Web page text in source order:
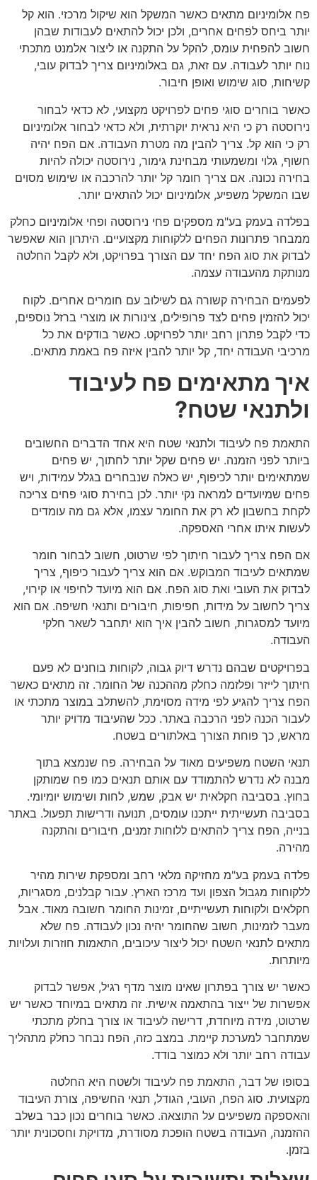
פח אלומיניום מתאים כאשר המשקל הוא שיקול מרכזי. הוא קל
יותר ביחס לפחים אחרים, ולכן יכול להתאים לעבודות שבהן
חשוב להפחית עומס, להקל על התקנה או ליצור אלמנט מתכתי
נוח יותר לעבודה. עם זאת, גם באלומיניום צריך לבדוק עובי,
קשיחות, סוג שימוש ואופן חיבור.
כאשר בוחרים סוגי פחים לפרויקט מקצועי, לא כדאי לבחור
נירוסטה רק כי היא נראית יוקרתית, ולא כדאי לבחור אלומיניום
רק כי הוא קל. צריך להבין מה מטרת העבודה. אם הפח יהיה
חשוף, גלוי ומשמעותי מבחינת גימור, נירוסטה יכולה להיות
בחירה נכונה. אם צריך חומר קל יותר להרכבה או שימוש מסוים
שבו המשקל משפיע, אלומיניום יכול להתאים יותר.
בפלדה בעמק בע"מ מספקים פחי נירוסטה ופחי אלומיניום כחלק
ממבחר פתרונות הפחים ללקוחות מקצועיים. היתרון הוא שאפשר
לבדוק את סוג הפח יחד עם הצורך בפרויקט, ולא לקבל החלטה
מנותקת מהעבודה עצמה.
לפעמים הבחירה קשורה גם לשילוב עם חומרים אחרים. לקוח
יכול להזמין פחים לצד פרופילים, צינורות או מוצרי ברזל נוספים,
כדי לקבל פתרון רחב יותר לפרויקט. כאשר בודקים את כל
מרכיבי העבודה יחד, קל יותר להבין איזה פח באמת מתאים.
איך מתאימים פח לעיבוד
ולתנאי שטח?
התאמת פח לעיבוד ולתנאי שטח היא אחד הדברים החשובים
ביותר לפני הזמנה. יש פחים שקל יותר לחתוך, יש פחים
שמתאימים יותר לכיפוף, יש כאלה שנבחרים בגלל עמידות, ויש
פחים שמיועדים למראה נקי יותר. לכן בחירת סוגי פחים צריכה
לקחת בחשבון לא רק את החומר עצמו, אלא גם מה עומדים
לעשות איתו אחרי האספקה.
אם הפח צריך לעבור חיתוך לפי שרטוט, חשוב לבחור חומר
שמתאים לעיבוד המבוקש. אם הוא צריך לעבור כיפוף, צריך
לבדוק את העובי ואת סוג הפח. אם הוא מיועד לחיפוי או קירוי,
צריך לחשוב על מידות, חפיפות, חיבורים ותנאי חשיפה. אם הוא
מיועד למסגרות, חשוב להבין איך הוא יתחבר לשאר חלקי
העבודה.
בפרויקטים שבהם נדרש דיוק גבוה, לקוחות בוחנים לא פעם
חיתוך לייזר ופלזמה כחלק מההכנה של החומר. זה מתאים כאשר
הפח צריך להגיע לפי מידה מסוימת, להשתלב במוצר מתכתי או
לעבור הכנה לפני הרכבה באתר. ככל שהעיבוד מדויק יותר
מראש, כך פוחת הצורך באלתורים בשטח.
תנאי השטח משפיעים מאוד על הבחירה. פח שנמצא בתוך
מבנה לא נדרש להתמודד עם אותם תנאים כמו פח שמותקן
בחוץ. בסביבה חקלאית יש אבק, שמש, לחות ושימוש יומיומי.
בסביבה תעשייתית ייתכנו עומסים, תנועה ודרישות תפעול. באתר
בנייה, הפח צריך להתאים ללוחות זמנים, חיבורים והתקנה
מהירה.
פלדה בעמק בע"מ מחזיקה מלאי רחב ומספקת שירות מהיר
ללקוחות מגבול הצפון ועד מרכז הארץ. עבור קבלנים, מסגריות,
חקלאים ולקוחות תעשייתיים, זמינות החומר חשובה מאוד. אבל
מעבר לזמינות, חשוב שהחומר יהיה נכון לעבודה. פח שלא
מתאים לתנאי השטח יכול ליצור עיכובים, התאמות חוזרות ועלויות
מיותרות.
כאשר יש צורך בפתרון שאינו מוצר מדף רגיל, אפשר לבדוק
אפשרות של ייצור בהתאמה אישית. זה מתאים במיוחד כאשר יש
שרטוט, מידה מיוחדת, דרישה לעיבוד או צורך בחלק מתכתי
שמתחבר למערכת קיימת. במצב כזה, הפח נבחר כחלק מתהליך
עבודה רחב יותר ולא כמוצר בודד.
בסופו של דבר, התאמת פח לעיבוד ולשטח היא החלטה
מקצועית. סוג הפח, העובי, הגודל, תנאי החשיפה, צורת העיבוד
והאספקה משפיעים על התוצאה. כאשר בוחרים נכון כבר בשלב
ההזמנה, העבודה בשטח הופכת מסודרת, מדויקת וחסכונית יותר
בזמן.